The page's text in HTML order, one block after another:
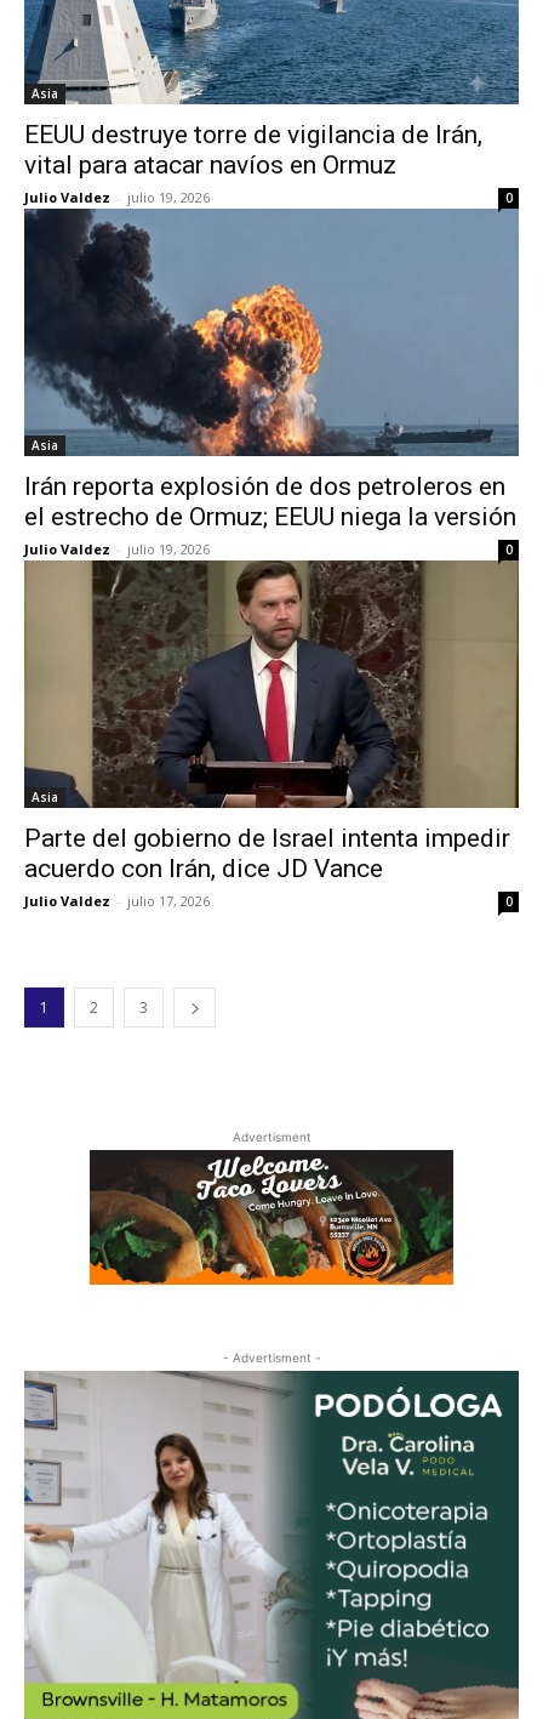
Asia
EEUU destruye torre de vigilancia de Irán,
vital para atacar navíos en Ormuz
Julio Valdez - julio 19, 2026 0
Asia
Irán reporta explosión de dos petroleros en
el estrecho de Ormuz; EEUU niega la versión
Julio Valdez - julio 19, 2026 0
Asia
Parte del gobierno de Israel intenta impedir
acuerdo con Irán, dice JD Vance
Julio Valdez - julio 17, 2026 0
1 2 3
Advertisment
- Advertisment -